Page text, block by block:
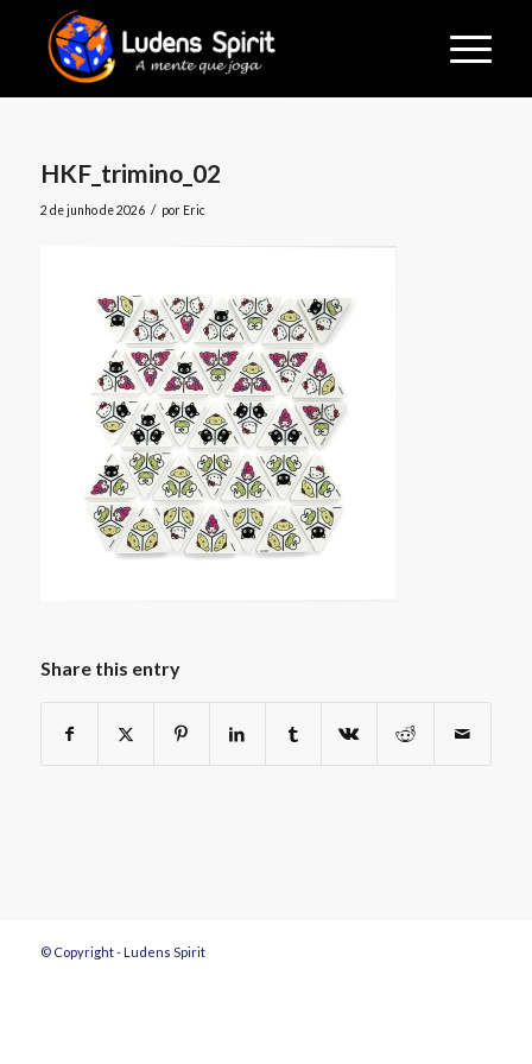
HKF_trimino_02
2 de junho de 2026 / por Eric
Share this entry
© Copyright - Ludens Spirit